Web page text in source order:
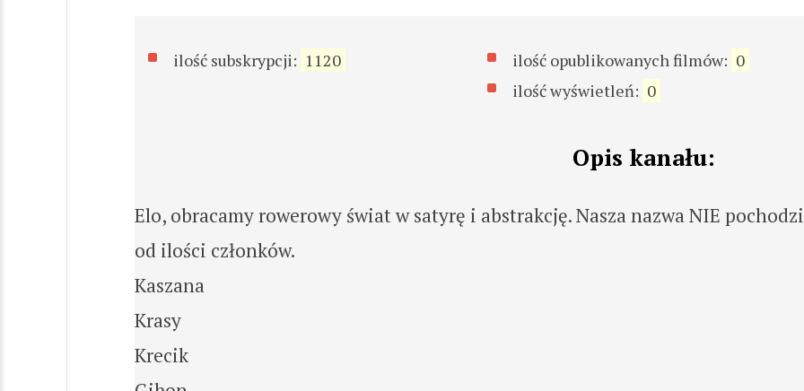
ilość subskrypcji: 1120 ilość opublikowanych filmów: 0
ilość wyświetleń: 0
Opis kanału:
Elo, obracamy rowerowy świat w satyrę i abstrakcję. Nasza nazwa NIE pochodzi
od ilości członków.
Kaszana
Krasy
Krecik